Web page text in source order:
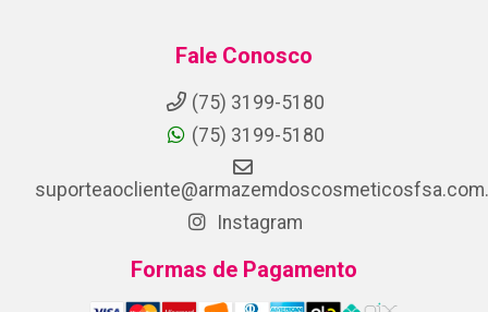
Fale Conosco
(75) 3199-5180
(75) 3199-5180
Instagram
Formas de Pagamento